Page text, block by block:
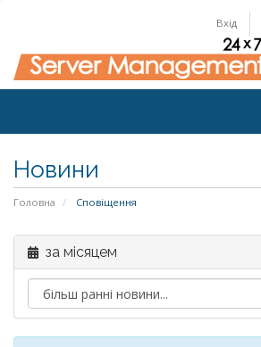
Вхід
Новини
Головна Сповіщення
за місяцем